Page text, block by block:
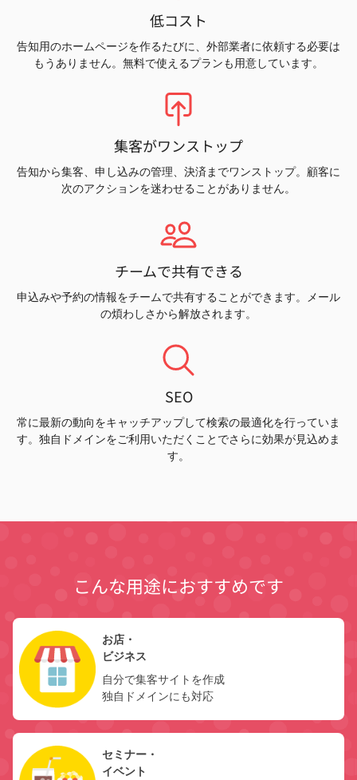
低コスト
告知用のホームページを作るたびに、外部業者に依頼する必要は
もうありません。無料で使えるプランも用意しています。
集客がワンストップ
告知から集客、申し込みの管理、決済までワンストップ。顧客に
次のアクションを迷わせることがありません。
チームで共有できる
申込みや予約の情報をチームで共有することができます。メール
の煩わしさから解放されます。
SEO
常に最新の動向をキャッチアップして検索の最適化を行っていま
す。独自ドメインをご利用いただくことでさらに効果が見込めま
す。
こんな用途におすすめです
お店・
ビジネス
自分で集客サイトを作成
独自ドメインにも対応
セミナー・
イベント